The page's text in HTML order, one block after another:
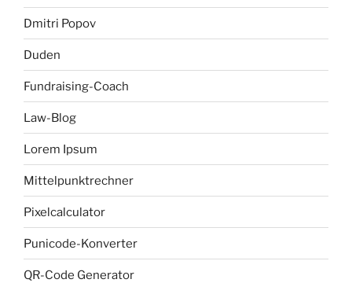
Dmitri Popov
Duden
Fundraising-Coach
Law-Blog
Lorem Ipsum
Mittelpunktrechner
Pixelcalculator
Punicode-Konverter
QR-Code Generator